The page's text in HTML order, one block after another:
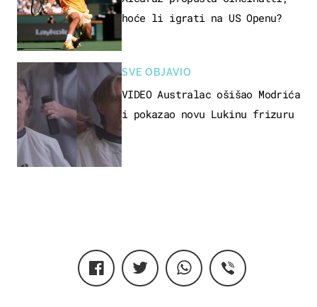
hoće li igrati na US Openu?
SVE OBJAVIO
VIDEO Australac ošišao Modrića
i pokazao novu Lukinu frizuru